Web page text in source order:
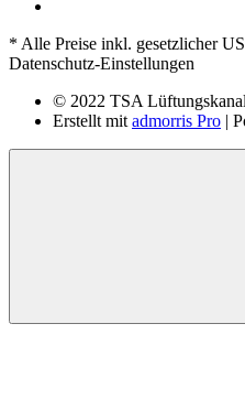
* Alle Preise inkl. gesetzlicher
Datenschutz-Einstellungen
© 2022 TSA
Erstellt mit admorris Pro |